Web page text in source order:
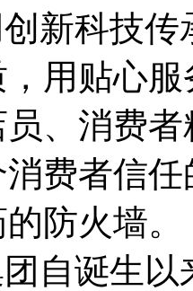
新科技
用贴心
、消费
费者信
防火墙。
自诞生